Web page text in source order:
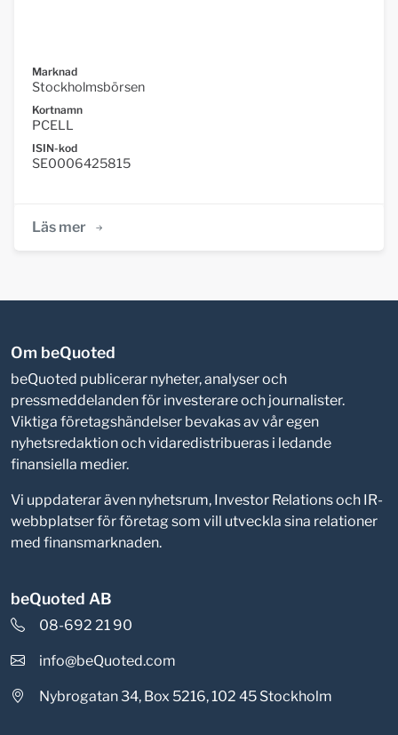
Marknad
Stockholmsbörsen
Kortnamn
PCELL
ISIN-kod
SE0006425815
Läs mer
Om beQuoted
beQuoted publicerar nyheter, analyser och
pressmeddelanden för investerare och journalister.
Viktiga företagshändelser bevakas av vår egen
nyhetsredaktion och vidaredistribueras i ledande
finansiella medier.
Vi uppdaterar även nyhetsrum, Investor Relations och IR-
webbplatser för företag som vill utveckla sina relationer
med finansmarknaden.
beQuoted AB
08-692 21 90
info@beQuoted.com
Nybrogatan 34, Box 5216, 102 45 Stockholm